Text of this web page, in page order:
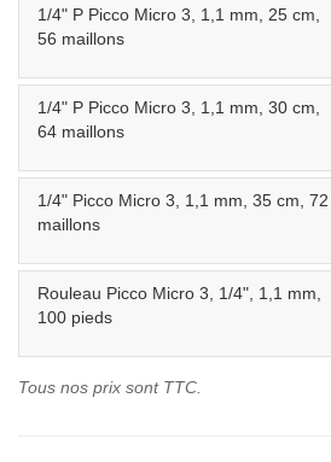
1/4" P Picco Micro 3, 1,1 mm, 25 cm,
56 maillons
1/4" P Picco Micro 3, 1,1 mm, 30 cm,
64 maillons
1/4" Picco Micro 3, 1,1 mm, 35 cm, 72
maillons
Rouleau Picco Micro 3, 1/4", 1,1 mm,
100 pieds
Tous nos prix sont TTC.